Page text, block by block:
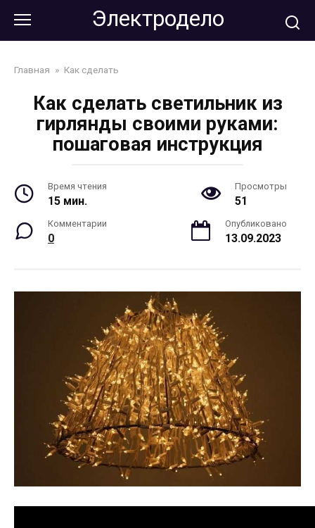
контенту
Электродело
Главная » Как сделать
Как сделать светильник из
гирлянды своими руками:
пошаговая инструкция
Время чтения
15 мин.
Просмотры
51
Комментарии
0
Опубликовано
13.09.2023